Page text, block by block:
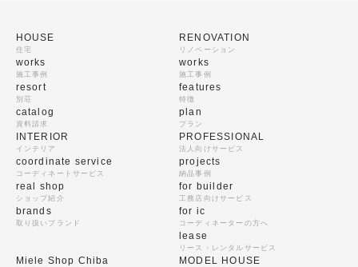
HOUSE
住宅
works
施工事例
resort
別荘
catalog
資料請求
RENOVATION
リノベーション
works
施工事例
features
特徴
plan
プラン
INTERIOR
インテリア
coordinate service
コーディネートサービス
real shop
ショップ紹介
brands
取り扱いブランド
PROFESSIONAL
法人向けサービス
projects
納品事例
for builder
工務店向けサービス
for ic
コーディネーターの方へ
lease
リース・レンタルサービス
Miele Shop Chiba MODEL HOUSE